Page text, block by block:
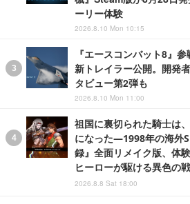
ーリー体験
2026.8.10 Mon 10:15
『エースコンバット8』
新トレイラー公開。開発
タビュー第2弾も
2026.8.10 Mon 11:00
祖国に裏切られた騎士は
になった―1998年の海外
録』全面リメイク版、体
ヒーローが駆ける異色の
2026.8.8 Sat 18:00